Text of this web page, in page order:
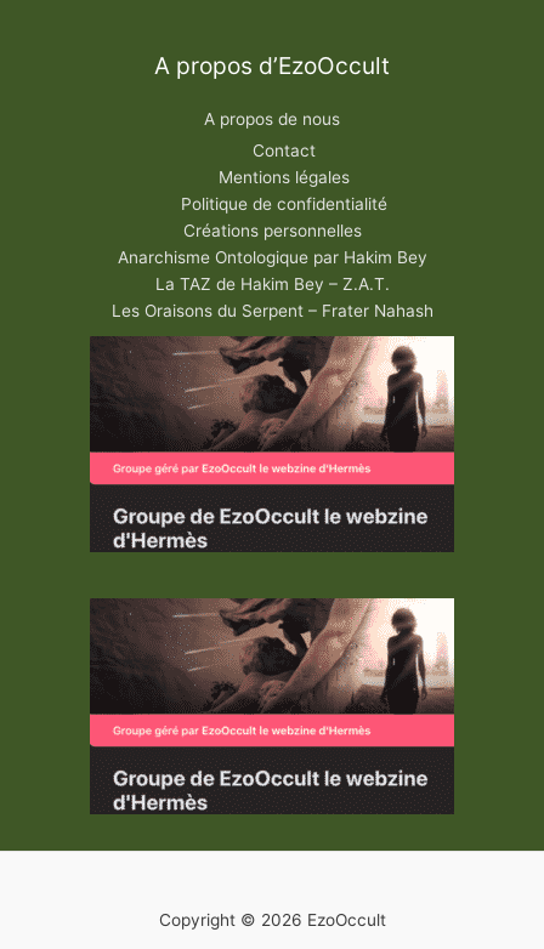
A propos d’EzoOccult
A propos de nous
Contact
Mentions légales
Politique de confidentialité
Créations personnelles
Anarchisme Ontologique par Hakim Bey
La TAZ de Hakim Bey – Z.A.T.
Les Oraisons du Serpent – Frater Nahash
Copyright © 2026 EzoOccult